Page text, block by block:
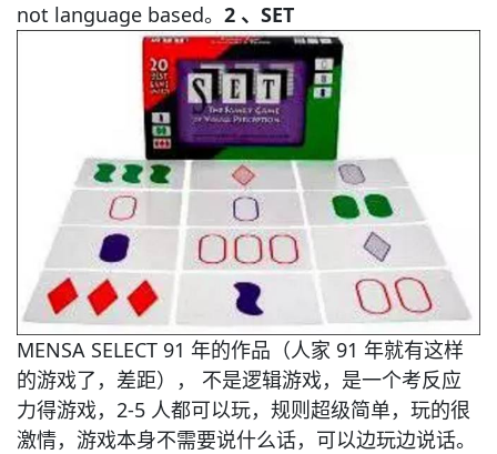
not language based。 2 、 SET
MENSA SELECT 91 年的作品（人家 91 年就有这样
的游戏了，差距）， 不是逻辑游戏，是一个考反应
力得游戏，2-5 人都可以玩，规则超级简单，玩的很
激情，游戏本身不需要说什么话，可以边玩边说话。